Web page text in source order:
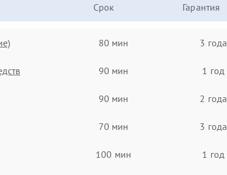
Срок Гарантия
80 мин 3 года
90 мин 1 год
90 мин 2 года
70 мин 3 года
100 мин 1 год